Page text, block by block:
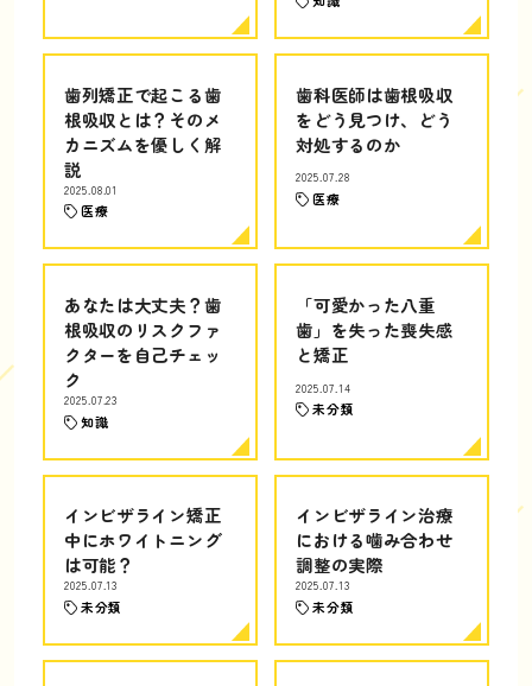
歯列矯正で起こる歯
根吸収とは？そのメ
カニズムを優しく解
説
2025.08.01
医療
歯科医師は歯根吸収
をどう見つけ、どう
対処するのか
2025.07.28
医療
あなたは大丈夫？歯
根吸収のリスクファ
クターを自己チェッ
ク
2025.07.23
知識
「可愛かった八重
歯」を失った喪失感
と矯正
2025.07.14
未分類
インビザライン矯正
中にホワイトニング
は可能？
2025.07.13
未分類
インビザライン治療
における噛み合わせ
調整の実際
2025.07.13
未分類